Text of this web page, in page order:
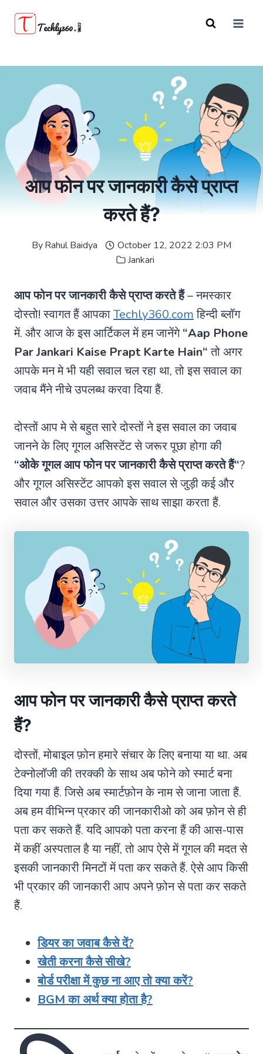
आप फोन पर जानकारी कैसे प्राप्त
करते हैं?
ByRahul Baidya
October 12, 2022 2:03 PM
Jankari
आप फोन पर जानकारी कैसे प्राप्त करते हैं– नमस्कार
दोस्तो! स्वागत हैं आपकाTechly360.comहिन्दी ब्लॉग
में. और आज के इस आर्टिकल में हम जानेंगे“Aap Phone
Par Jankari Kaise Prapt Karte Hain“तो अगर
आपके मन मे भी यही सवाल चल रहा था, तो इस सवाल का
जवाब मैंने नीचे उपलब्ध करवा दिया हैं.
दोस्तों आप मे से बहुत सारे दोस्तों ने इस सवाल का जवाब
जानने के लिए गूगल असिस्टेंट से जरूर पूछा होगा की
“ओके गूगलआप फोन पर जानकारी कैसे प्राप्त करते हैं“?
और गूगल असिस्टेंट आपको इस सवाल से जुड़ी कई और
सवाल और उसका उत्तर आपके साथ साझा करता हैं.
आप फोन पर जानकारी कैसे प्राप्त करते
हैं?
दोस्तों, मोबाइल फ़ोन हमारे संचार के लिए बनाया या था. अब
टेक्नोलॉजी की तरक्की के साथ अब फोने को स्मार्ट बना
दिया गया हैं. जिसे अब स्मार्टफ़ोन के नाम से जाना जाता हैं.
अब हम वीभिन्न प्रकार की जानकारीओ को अब फ़ोन से ही
पता कर सकते हैं. यदि आपको पता करना हैं की आस-पास
में कहीं अस्पताल है या नहीं, तो आप ऐसे में गूगल की मदत से
इसकी जानकारी मिनटों में पता कर सकते हैं. ऐसे आप किसी
भी प्रकार की जानकारी आप अपने फ़ोन से पता कर सकते
हैं.
डियर का जवाब कैसे दें?
खेती करना कैसे सीखे?
बोर्ड परीक्षा में कुछ ना आए तो क्या करें?
BGM का अर्थ क्या होता है?